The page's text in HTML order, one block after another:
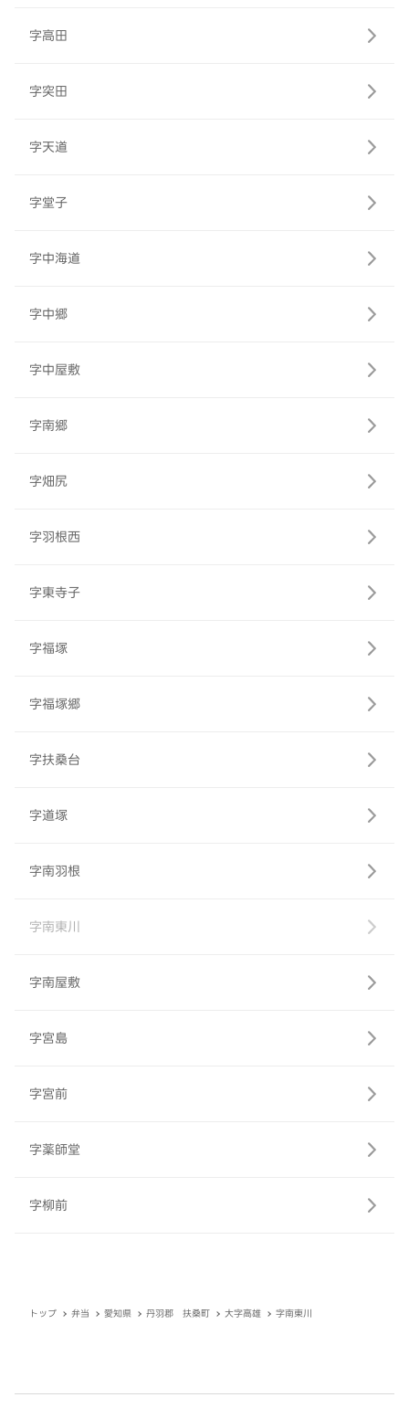
字高田
字突田
字天道
字堂子
字中海道
字中郷
字中屋敷
字南郷
字畑尻
字羽根西
字東寺子
字福塚
字福塚郷
字扶桑台
字道塚
字南羽根
字南東川
字南屋敷
字宮島
字宮前
字薬師堂
字柳前
トップ 弁当 愛知県 丹羽郡 扶桑町 大字高雄 字南東川